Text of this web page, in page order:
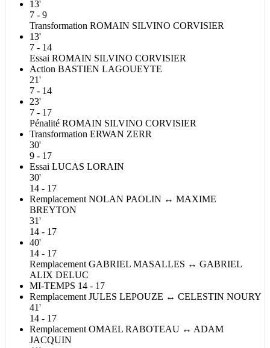
13'
7 - 9
Transformation ROMAIN SILVINO CORVISIER
13'
7 - 14
Essai ROMAIN SILVINO CORVISIER
Action BASTIEN LAGOUEYTE
21'
7 - 14
23'
7 - 17
Pénalité ROMAIN SILVINO CORVISIER
Transformation ERWAN ZERR
30'
9 - 17
Essai LUCAS LORAIN
30'
14 - 17
Remplacement NOLAN PAOLIN ↔ MAXIME
BREYTON
31'
14 - 17
40'
14 - 17
Remplacement GABRIEL MASALLES ↔ GABRIEL
ALIX DELUC
MI-TEMPS 14 - 17
Remplacement JULES LEPOUZE ↔ CELESTIN NOURY
41'
14 - 17
Remplacement OMAEL RABOTEAU ↔ ADAM
JACQUIN